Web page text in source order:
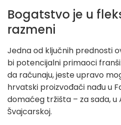
Bogatstvo je u
razmeni
Jedna od ključnih prednosti
bi potencijalni primaoci
da računaju, jeste upravo
hrvatski proizvođači nađu u
domaćeg tržišta – za sada, u
Švajcarskoj.